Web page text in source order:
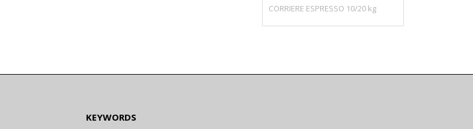
CORRIERE ESPRESSO 10/20 kg
KEYWORDS